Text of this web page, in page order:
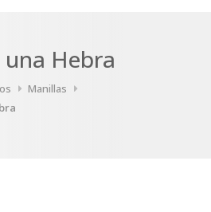
Hebra
Manillas